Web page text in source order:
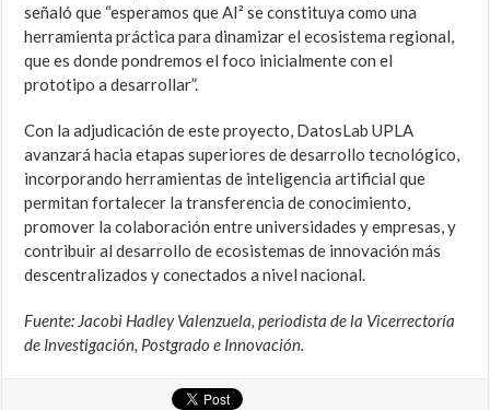
señaló que “esperamos que AI² se constituya como una
herramienta práctica para dinamizar el ecosistema regional,
que es donde pondremos el foco inicialmente con el
prototipo a desarrollar”.
Con la adjudicación de este proyecto, DatosLab UPLA
avanzará hacia etapas superiores de desarrollo tecnológico,
incorporando herramientas de inteligencia artificial que
permitan fortalecer la transferencia de conocimiento,
promover la colaboración entre universidades y empresas, y
contribuir al desarrollo de ecosistemas de innovación más
descentralizados y conectados a nivel nacional.
Fuente: Jacobi Hadley Valenzuela, periodista de la Vicerrectoría
de Investigación, Postgrado e Innovación.